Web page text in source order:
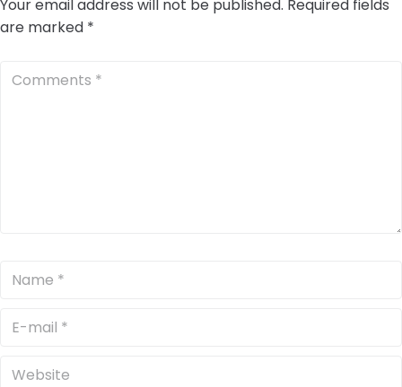
Your email address will not be published. Required fields
are marked *